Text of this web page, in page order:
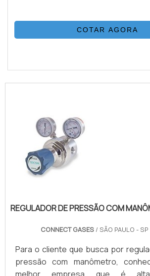
COTAR AGORA
REGULADOR DE PRESSÃO COM
CONNECT GASES / SÃO PAULO - SP
Para o cliente que busca por
pressão com manômetro,